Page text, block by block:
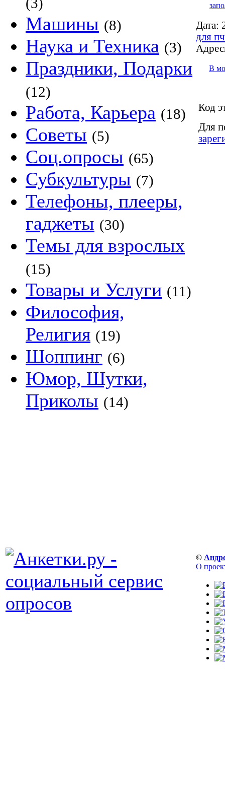
Машины (8)
Наука и Техника (3)
Праздники, Подарки
(12)
Работа, Карьера (18)
Советы (5)
Соц.опросы (65)
Субкультуры (7)
Телефоны, плееры,
гаджеты (30)
Темы для взрослых
(15)
Товары и Услуги (11)
Философия,
Религия (19)
Шоппинг (6)
Юмор, Шутки,
Приколы (14)
Дата:
для пч
В
Код
Для
©
О